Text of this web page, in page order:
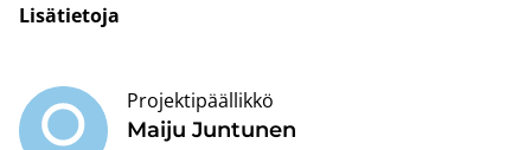
Li­sä­tie­to­ja
Maiju Jun­tu­nen
Projektipäällikkö